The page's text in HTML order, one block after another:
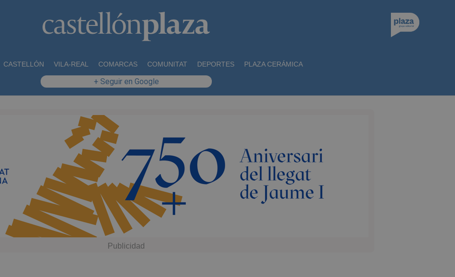
CASTELLÓN VILA-REAL COMARCAS COMUNITAT DEPORTES PLAZA CERÁMICA
+ Seguir en Google